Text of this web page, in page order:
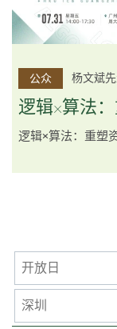
公众
李邱敬贤
Pan、李国平先生
公众 杨文斌
逻辑×算法
逻辑×算法：重塑
开放日
深圳